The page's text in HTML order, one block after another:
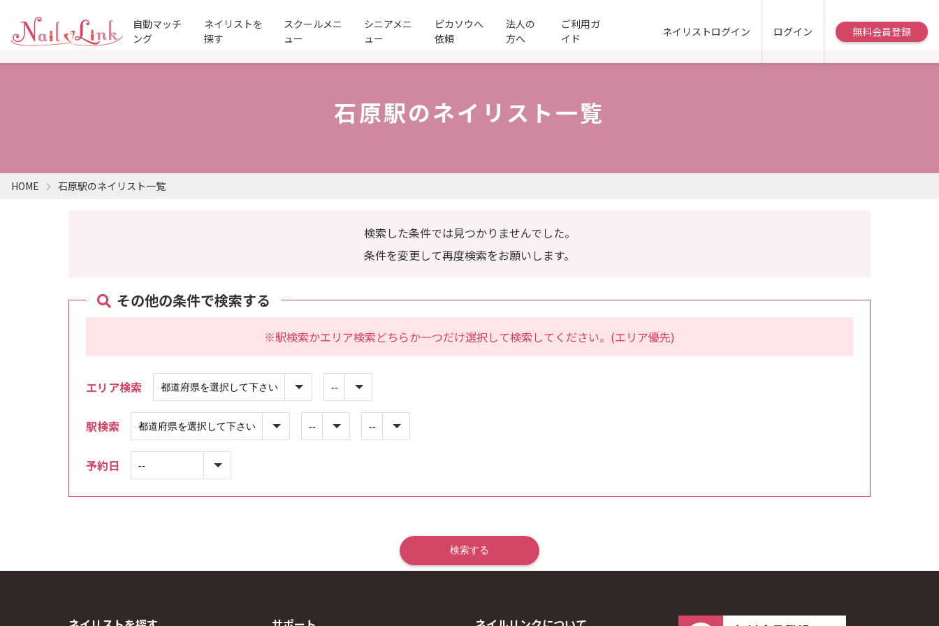
自動マッチ
ング
ネイリストを
探す
スクールメニ
ュー
シニアメニ
ュー
ピカソウへ
依頼
法人の
方へ
ご利用ガ
イド
ネイリストログイン ログイン 無料会員登録
石原駅のネイリスト一覧
HOME 石原駅のネイリスト一覧
検索した条件では見つかりませんでした。
条件を変更して再度検索をお願いします。
その他の条件で検索する
※駅検索かエリア検索どちらか一つだけ選択して検索してください。(エリア優先)
エリア検索
駅検索
予約日